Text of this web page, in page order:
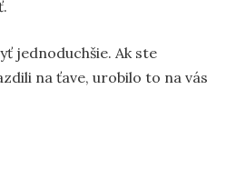
jednoduchšie. Ak ste
na ťave, urobilo to na vás